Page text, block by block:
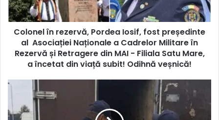
Colonel în rezervă, Pordea Iosif, fost președinte
al Asociației Naționale a Cadrelor Militare în
Rezervă și Retragere din MAI - Filiala Satu Mare,
a încetat din viață subit! Odihnă veșnică!